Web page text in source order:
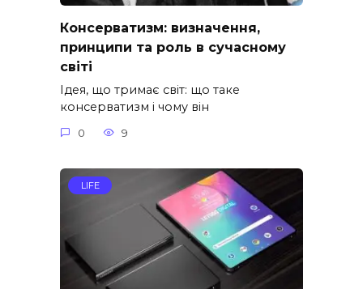
Консерватизм: визначення,
принципи та роль в сучасному
світі
Ідея, що тримає світ: що таке
консерватизм і чому він
0 9
LIFE